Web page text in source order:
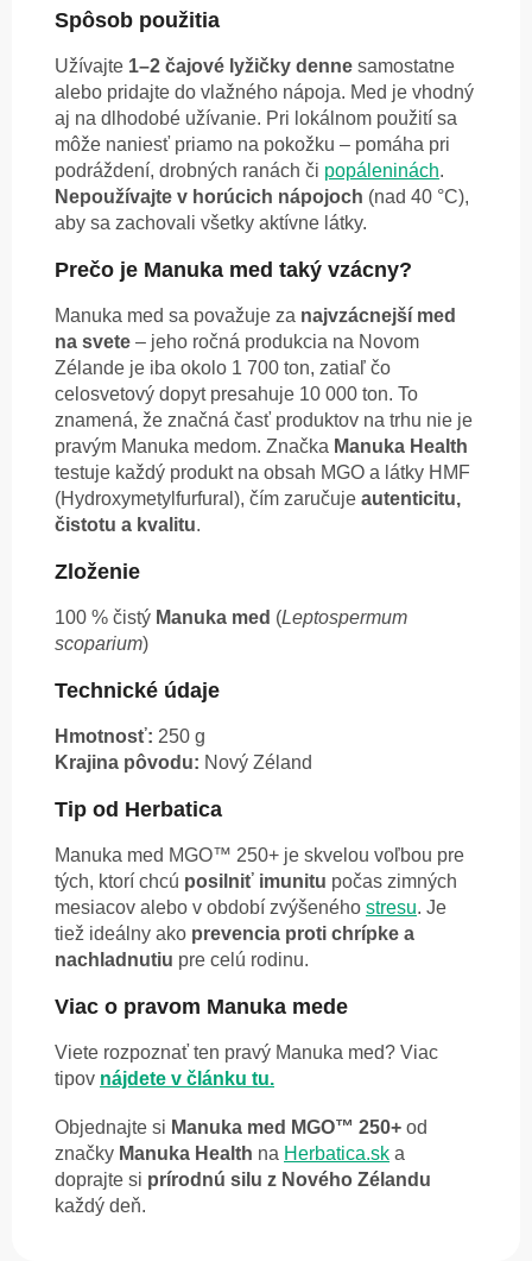
Spôsob použitia
Užívajte 1–2 čajové lyžičky denne samostatne
alebo pridajte do vlažného nápoja. Med je vhodný
aj na dlhodobé užívanie. Pri lokálnom použití sa
môže naniesť priamo na pokožku – pomáha pri
podráždení, drobných ranách či popáleninách.
Nepoužívajte v horúcich nápojoch (nad 40 °C),
aby sa zachovali všetky aktívne látky.
Prečo je Manuka med taký vzácny?
Manuka med sa považuje za najvzácnejší med
na svete – jeho ročná produkcia na Novom
Zélande je iba okolo 1 700 ton, zatiaľ čo
celosvetový dopyt presahuje 10 000 ton. To
znamená, že značná časť produktov na trhu nie je
pravým Manuka medom. Značka Manuka Health
testuje každý produkt na obsah MGO a látky HMF
(Hydroxymetylfurfural), čím zaručuje autenticitu,
čistotu a kvalitu.
Zloženie
100 % čistý Manuka med (Leptospermum
scoparium)
Technické údaje
Hmotnosť: 250 g
Krajina pôvodu: Nový Zéland
Tip od Herbatica
Manuka med MGO™ 250+ je skvelou voľbou pre
tých, ktorí chcú posilniť imunitu počas zimných
mesiacov alebo v období zvýšeného stresu. Je
tiež ideálny ako prevencia proti chrípke a
nachladnutiu pre celú rodinu.
Viac o pravom Manuka mede
Viete rozpoznať ten pravý Manuka med? Viac
tipov nájdete v článku tu.
Objednajte si Manuka med MGO™ 250+ od
značky Manuka Health na Herbatica.sk a
doprajte si prírodnú silu z Nového Zélandu
každý deň.